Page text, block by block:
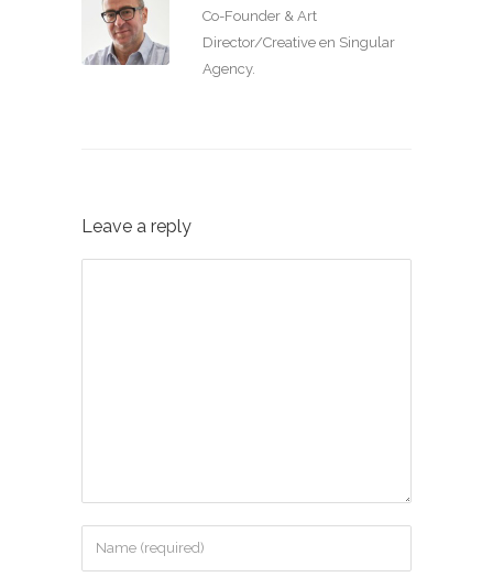
Co-Founder & Art
Director/Creative en Singular
Agency.
Leave a reply